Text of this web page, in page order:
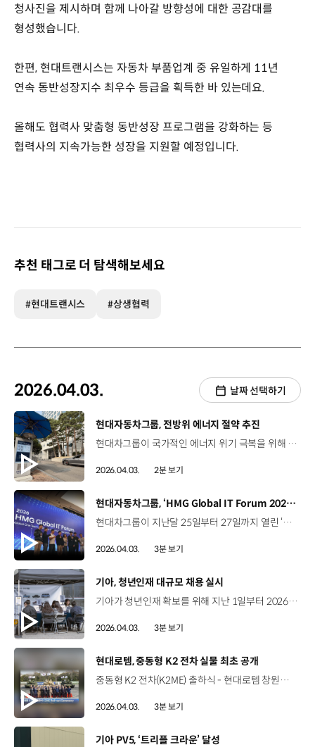
청사진을 제시하며 함께 나아갈 방향성에 대한 공감대를
형성했습니다.
한편, 현대트랜시스는 자동차 부품업계 중 유일하게 11년
연속 동반성장지수 최우수 등급을 획득한 바 있는데요.
올해도 협력사 맞춤형 동반성장 프로그램을 강화하는 등
협력사의 지속가능한 성장을 지원할 예정입니다.
추천 태그로 더 탐색해보세요
#현대트랜시스 #상생협력
2026.04.03. 날짜 선택하기
[동영상]
현대자동차그룹, 전방위 에너지 절약 추진
현대차그룹이 국가적인 에너지 위기 극복을 위해 전 그룹사 차원의 에너지 절약에 나섭니다. 먼저, 현대차·기아 본사를 중심으로 시행하던 차량 5부제를 전 그룹사로 확대 적용하는데요. 출퇴근 셔틀버스 운영도 확대해 임직원들의 자가 차량 이용도 최소화합니다. 또한 전기 사용량 감축을 위해 평일, 휴무일 등 시점에 따라 PC, 냉난방, 조명 등 전기사용을 정밀 제어하고 복도, 주차장, 로비공간의 CCTV에는 AI 기능을 접목해 일정시간 사람의 움직임이 포착되지 않으면 자동 소등하는 시스템을 도입할 예정입니다. 국내 출장은 화상회의로 대체해 업무용 차량 사용을 줄이는데요. 업무용 차량을 이용해야할 때는 전기차, 수소전기차 등 친환경차를 우선적으로 배정하게 됩니다. 이와 함께 현대차그룹은 각 사업장의 설비 가동 최적화와 노후 시설 개선에도 집중합니다. 구체적으로 전국의 생산거점에서 설비 가동 대기시간의 공회전을 최소화하고 전기 누설 및 누유 점검과 자재 및 설비 운송 차량의 동선 재점검 등을 통해 에너지 손실 요소를 차단할 계획입니다. 아울러 전국의 생산거점, 주차장, 하이테크센터 등을 활용한 태양광 발전 설비 추가와 재생에너지 전력구매계약(PPA) 확대 등 중장기적인 에너지 수급 개선에도 나설 예정입니다. 현대차그룹은 임직원들과 함께 정부의 에너지 절약 정책에 적극 동참해 나갈 계획입니다.
2026.04.03. 2분 보기
[동영상]
현대자동차그룹, ‘HMG Global IT Forum 2026’ 성료
현대차그룹이 지난달 25일부터 27일까지 열린 ‘HMG Global IT Forum 2026’을 성공적으로 마무리했습니다. ‘HMG Global IT Forum’은 글로벌 IT·데이터 전략과 사업계획을 공유하고 협업 기반을 강화하기 위해 마련된 글로벌 콘퍼런스인데요. 올해는 현대차·기아, 현대오토에버의 IT 담당자를 비롯해 북미, 유럽, 인도, 아태 등 44개 해외법인 담당자 총 200명 이상이 참석했습니다. Manish Mehrotra / CIO / 현대차 북미권역본부글로벌 비전과 전략을 하나로 통합해 더욱 확고히 다지는 것이 중요하다고 생각합니다. 글로벌·지역·로컬 간 방향성 공유가 더욱 매끄럽게 이루어져야 오늘의 비즈니스를 효과적으로 지원하고, 미래 비즈니스까지 준비할 수 있습니다. 이번 글로벌 포럼과 글로벌 방향성 공유 노력은 현대가 단순히 비즈니스를 지원하는 수준을 넘어, 비즈니스를 선도하는 ‘Tier-One Digital Company’로 도약하는 중요한 발판이 될 것으로 생각합니다.Solidifying the unification of a global vision and strategy. Is a big expectation alignment between the global, the region and the local is to be much more smoother so that we can enable the business today and we can enable the business tomorrow. this global forum and the global alignment takes Hyundai to be a ‘Tier-One Digital shop’ where we're not just enabling the business. But we are leading the business. 이번 포럼에서 각 해외법인은 지난해 IT 성과와 올해 사업계획을 공유했습니다. 현대차·기아는 2026년 IT 사업계획과 핵심 프로젝트의 글로벌 전개 계획을 공유하며, 유기적인 협업과 시너지를 높일 방안을 모색했습니다. 또한 AI가 소프트웨어 산업에 미치는 영향과 SDV 기반 미래 모빌리티 방향성, 데이터 기반 서비스 가능성 등 글로벌 IT 비전도 함께 공유했습니다. Subba Kethu / Director / 기아 북미권역본부우리는 서로의 지식과 정보, 그리고 직면한 문제와 도전 과제를 공유하고 있습니다. 팀 간 협업을 강화하기 위해서는 더 많은 상호작용과 프로세스 문서화, 문제 공유, 설루션 도출, 그리고 이를 현대차그룹 전체에 공유하는 과정이 필요합니다.We share the knowledge, information, issues, challenges that we are facing and how we can improve collaboration across the team is in a primarily having more interactions, documenting the processes, sharing the issues. And coming up with the solutions and also sharing those solutions across the Hyundai Motor Group. Fernando Vaz / Director / 현대차 중남미권역본부우리는 ‘Hyundai Way’를 실천하기 위해 협업 중심의 방식으로 일해야 합니다. 현재 IT 환경은 큰 변화를 겪고 있으며, 새로운 업무 방식과 고객과의 새로운 상호작용이 빠르게 등장하고 있습니다. 이러한 변화 속에서 글로벌 팀과 ICT, IT 조직은 진정한 ‘One Team’으로 함께 일하며 실질적인 성과를 만들어내야 한다고 생각합니다.We have to work in a collaborative way for falling our Hyundai way. I think that's the way that our IT division, ICT division together, if the global team should be working nowadays, even though that also it is part of this big change that is happening in the new working model, in the new interaction with the customers, I think. As a global team, we needed to really, really work together and make things happen. 이 밖에도 참가자들을 대상으로 퀴즈, 럭키드로우 등의 네트워킹 프로그램도 진행되어 뜨거운 호응을 얻었습니다. Paul Hager / CEO / 현대오토에버 미주법인시차와 언어, 근무 환경이 서로 다름에도 불구하고 직접 얼굴을 마주할 수 있었던 점이 매우 특별했습니다. 이번 만남은 ‘Global One Team’과 글로벌 방향성 공유를 직접 체감할 수 있었던 소중한 경험이었습니다.this is such a unique and great opportunity to, despite all of our time zones and languages and differences, to get an opportunity to meet face-to-face and really share that global one team and global alignment together. 현대차그룹은 앞으로도 소통과 공감을 바탕으로 진정한 Global One Team을 만들어 나갈 계획입니다.
2026.04.03. 3분 보기
[동영상]
기아, 청년인재 대규모 채용 실시
기아가 청년인재 확보를 위해 지난 1일부터 2026년 상반기 집중 채용을 시작했습니다. 2024년 이후 최대 규모로 진행되는 이번 채용은 청년인재의 취업 기회를 확대하고 모빌리티 신사업 분야에서의 경쟁력을 강화하기 위한 건데요. 오는 27일까지 글로벌 인재 채용 플랫폼 ‘기아 탤런트 라운지’ 홈페이지를 통해 ICT, 제조솔루션, PBV, 재경, 글로벌사업 등 총 34개 부문의 신입·전환형 인턴·경력 지원자를 순차 모집하고 있습니다. 한편, 기아는 오는 9일까지 대학교 캠퍼스 11곳에서 채용 홍보를 위한 ‘기아 헤리티지 팝업 스토어’를 운영하는데요. 악프날제렌 매니저 / 기아 HR운영1팀‘기아 헤리티지 팝업 스토어’는 80년의 움직임을 취업준비생의 시선으로 재해석해 스토리텔링한 공간으로, 대학생들이 기아를 자연스럽게 경험하고 친밀감을 형성할 수 있도록 기획된 채용 이벤트입니다. 팝업 스토어에는 기아의 80년 역사를 다루는 ‘헤리티지 미니 전시’와 PV5 차량으로 운영하는 ‘헤리티지 카페’ 등을 마련하고 동문 선배 현직자의 직무 소개와 커리어 멘토링도 제공합니다. 유서진 대학생 / 서강대학교채용 연계 인턴에 관심 갖고 선배님께 여쭤봤는데 면접에서 어떤 태도를 취해야 하거나 실질적으로 직원분들이 어떤 인재를 좋아하는지와 같은 실질적인 이야기를 들을 수 있어서 좋았던 것 같습니다. 김동찬 대학생 / 서강대학교현직자분들이랑 이야기를 해보니까 사업 방향성이나 제가 알고 있는 연구·개발 직종은 물론, 다른 것들도 여쭤볼 수 있어서 정말 좋았습니다. 이주연 대학생 / 서강대학교기아에 대해서 더 자세히 알 수 있었던 기회가 된 것 같고, 채용 홈페이지에 나오지 않는 내용까지 말씀해 주셔서 도움 많이 된 것 같습니다. 또한, 기아는 신입 채용 1차 면접자를 대상으로 기아 비전스퀘어에서 80주년 기념 전시 도슨트 투어를 진행하며 우수한 청년인재를 채용할 계획입니다.
2026.04.03. 3분 보기
[동영상]
현대로템, 중동형 K2 전차 실물 최초 공개
중동형 K2 전차(K2ME) 출하식 - 현대로템 창원공장, 2026년 3월 26일 개조개발 중인 중동형 K2 전차(K2ME) 실물 최초 공개 현장 국회와 지방자치단체, 방위사업청, 주요 중동 국가 무기관련부서 등 국내외 관계자들의 이목 집중 이용배 사장 / 현대로템 대표이사중동형 K2 전차 출하식에 함께해 주셔서 진심으로 감사의 말씀을 드립니다. 중동 시장 수출을 목표로 추진된 이번 연구개발 성과는 K-방산의 글로벌 경쟁력을 한층 강화하고 브랜드 가치를 높이는 데 크게 이바지할 것으로 기대합니다. 성현제 팀장 / 현대로템 전차체계개발팀기존 K2 전차의 엔진 및 유압류의 냉각 성능 향상, 포탑의 냉방장치 추가 등을 통해 중동 지역과 같은 고온 환경 국가에서 운용할 수 있는 중동형 K2 전차를 개발하게 되었습니다. 중동 지역의 약 섭씨 50도 폭염 속에도 안정된 임무 수행 가능한 수출형 모델 업그레이드한 방열기냉각 하우징 장착 수출형 모델에 첫 적용되는 국산 파워팩 전장품의 기능 유지와 쾌적한 탑승 환경을 위한 포탑보조냉방장치 부드러운 주행과 자세 제어의 핵심 유기압 현수장치(ISU)를 돕는 유압유 냉각장치 사막의 모래 지형에 따라 높은 탄성과 방진 성능을 갖춘 유연소재 연료탱크 성능과 국산화율을 동시에 개선한 중동형 K2 전차 ‘대·중소기업 상생전략’ 기조에 따라 협력사의 부품 국산화를 지원하는 ‘상생성과공유제’ 도입 김명근 상무 / 현대로템 Deputy DS RD Hub장중동 수출을 위해 개발한 중동형 K2 전차는 수출을 증대하게 되면 협력업체의 물량 증가 효과가 있을 수 있습니다. 또한 개발을 사전에 진행함으로써 납기를 단축할 수 있어 협력업체의 수혜 시점도 앞당기는데 크게 도움이 될 것이라고 판단하고 있습니다. 국내 방산 생태계 확대 기대 “K-방산의 글로벌 경쟁력, 현대로템이 앞장서 나갑니다”
2026.04.03. 3분 보기
[동영상]
기아 PV5, ‘트리플 크라운’ 달성